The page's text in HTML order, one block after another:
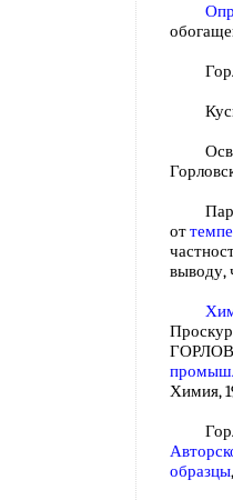
от
выводу,
Химия,
образцы